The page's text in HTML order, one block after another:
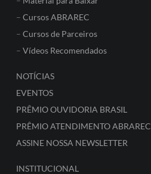
– Cursos ABRAREC
– Cursos de Parceiros
– Vídeos Recomendados
NOTÍCIAS
EVENTOS
PRÊMIO OUVIDORIA BRASIL
PRÊMIO ATENDIMENTO ABRAREC
ASSINE NOSSA NEWSLETTER
INSTITUCIONAL